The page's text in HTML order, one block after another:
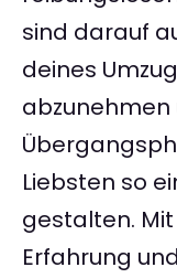
sind darauf
deines
abzunehmen
Liebsten so
gestalten.
Erfahrung